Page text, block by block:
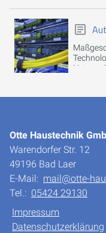
Netzwerk.
Otte Haustechnik
Warendorfer Str. 12
49196 Bad Laer
E-Mail: mail@otte-
Tel.: 05424 29130
Impressum
Datenschutzerklärung